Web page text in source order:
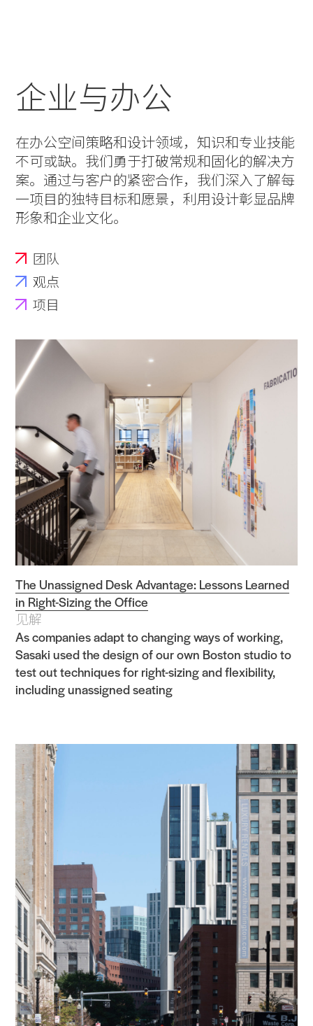
企业与办公
在办公空间策略和设计领域，知识和专业技能
不可或缺。我们勇于打破常规和固化的解决方
案。通过与客户的紧密合作，我们深入了解每
一项目的独特目标和愿景，利用设计彰显品牌
形象和企业文化。
团队
观点
项目
The Unassigned Desk Advantage: Lessons Learned
in Right-Sizing the Office
见解
As companies adapt to changing ways of working,
Sasaki used the design of our own Boston studio to
test out techniques for right-sizing and flexibility,
including unassigned seating